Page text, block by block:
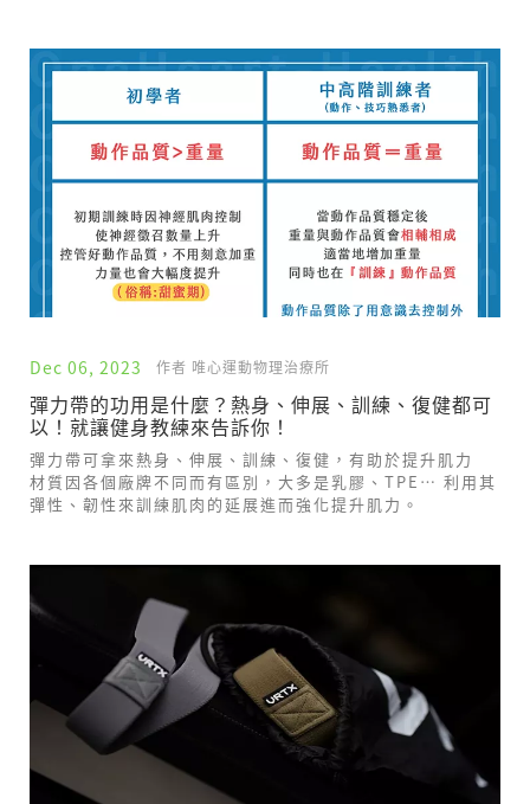
Dec 06, 2023 作者 唯心運動物理治療所
彈力帶的功用是什麼？熱身、伸展、訓練、復健都可
以！就讓健身教練來告訴你！
彈力帶可拿來熱身、伸展、訓練、復健，有助於提升肌力
材質因各個廠牌不同而有區別，大多是乳膠、TPE… 利用其
彈性、韌性來訓練肌肉的延展進而強化提升肌力。